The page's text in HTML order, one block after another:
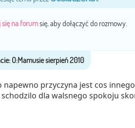
na forumsię, aby dołączyć do rozmowy.
napewno przyczyna jest cos
dla walsnego spokoju